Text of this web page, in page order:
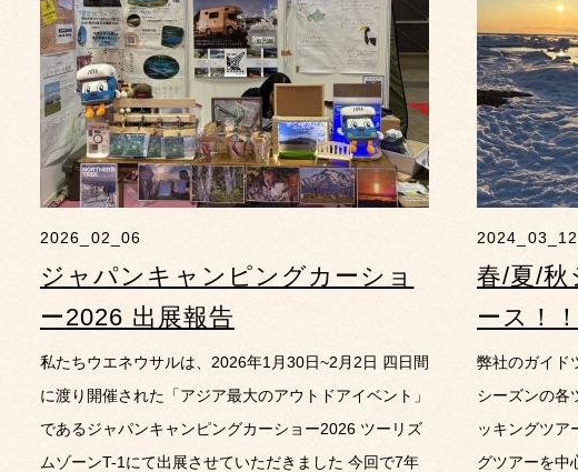
2026_02_06
ジャパンキャンピングカーショ
ー2026 出展報告
私たちウエネウサルは、2026年1月30日~2月2日 四日間
に渡り開催された「アジア最大のアウトドアイベント」
であるジャパンキャンピングカーショー2026 ツーリズ
ムゾーンT-1にて出展させていただきました 今回で7年
2024_03_12
春/夏/
ース！！
弊社のガイド
シーズンの各
ッキングツア
グツアーを中